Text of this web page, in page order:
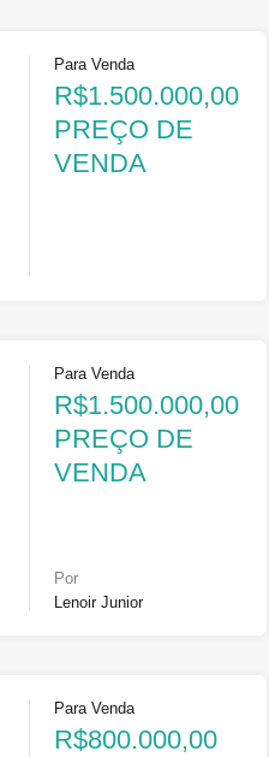
Para Venda
R$1.500.000,00
PREÇO DE
VENDA
Para Venda
R$1.500.000,00
PREÇO DE
VENDA
Por
Lenoir Junior
Para Venda
R$800.000,00